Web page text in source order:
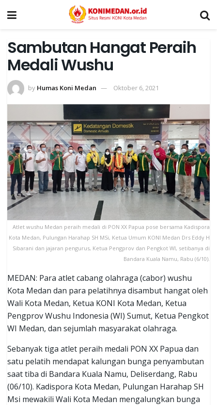
Sambutan Hangat Peraih
Medali Wushu
by Humas Koni Medan Oktober 6, 2021
Atlet wushu Medan peraih medali di PON XX Papua pose bersama Kadispora
Kota Medan, Pulungan Harahap SH MSi, Ketua Umum KONI Medan Drs Eddy H
Sibarani dan jajaran pengurus, Ketua Pengprov dan Pengkot WI, setibanya di
Bandara Kuala Namu, Rabu (6/10).
MEDAN: Para atlet cabang olahraga (cabor) wushu
Kota Medan dan para pelatihnya disambut hangat oleh
Wali Kota Medan, Ketua KONI Kota Medan, Ketua
Pengprov Wushu Indonesia (WI) Sumut, Ketua Pengkot
WI Medan, dan sejumlah masyarakat olahraga.
Sebanyak tiga atlet peraih medali PON XX Papua dan
satu pelatih mendapat kalungan bunga penyambutan
saat tiba di Bandara Kuala Namu, Deliserdang, Rabu
(06/10). Kadispora Kota Medan, Pulungan Harahap SH
Msi mewakili Wali Kota Medan mengalungkan bunga